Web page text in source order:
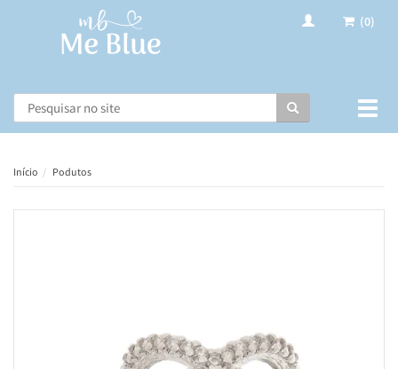
(0)
Busca
Início Podutos